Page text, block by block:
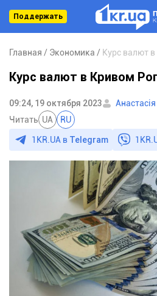
Поддержать
Главная Экономика Курс валют
Курс валют в Кривом
09:24, 19 октября 2023
Читать UA RU
1KR.UA в Telegram